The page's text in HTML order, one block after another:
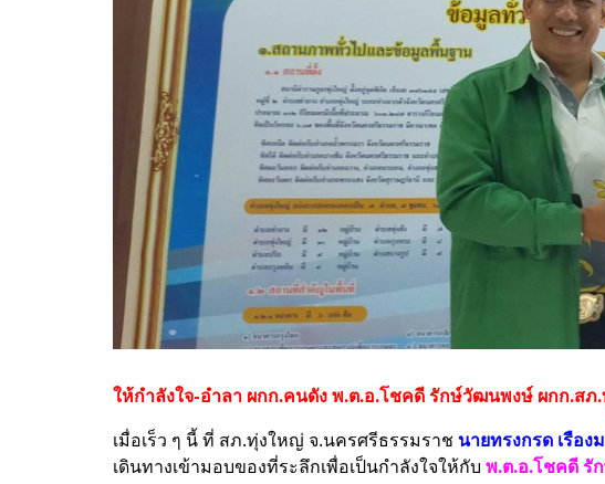
ให้กำลังใจ-อำลา ผกก.คนดัง พ.ต.อ.โชคดี รักษ์วัฒนพงษ์ ผกก.ส
เมื่อเร็ว ๆ นี้ ที่ สภ.ทุ่งใหญ่ จ.นครศรีธรรมราช นายทรงกรด เรือ
เดินทางเข้ามอบของที่ระลึกเพื่อเป็นกำลังใจให้กับ พ.ต.อ.โชคดี รั